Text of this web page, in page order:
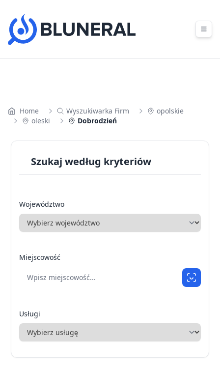
Home Wyszukiwarka Firm
opolskie
oleski
Dobrodzień
Szukaj według kryteriów
Województwo
Miejscowość
Usługi